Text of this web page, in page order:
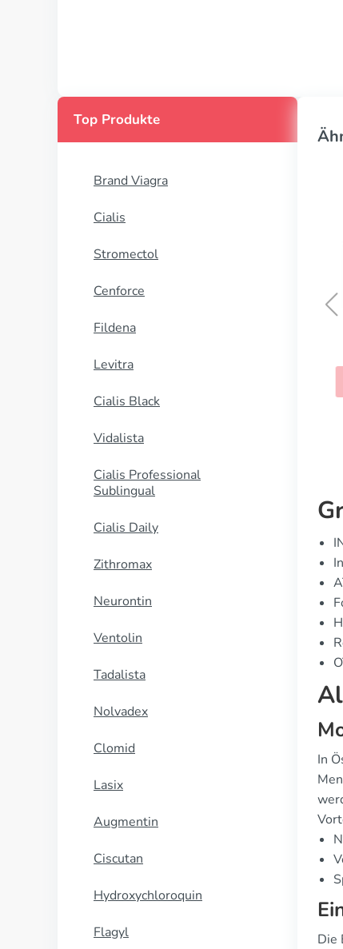
Top Produkte
Brand Viagra
Cialis
Stromectol
Cenforce
Fildena
Levitra
Cialis Black
Vidalista
Cialis Professional
Sublingual
Cialis Daily
Zithromax
Neurontin
Ventolin
Tadalista
Nolvadex
Clomid
Lasix
Augmentin
Ciscutan
Hydroxychloroquin
Flagyl
In
Die